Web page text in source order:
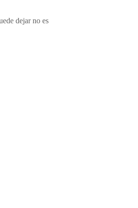
dejar no es